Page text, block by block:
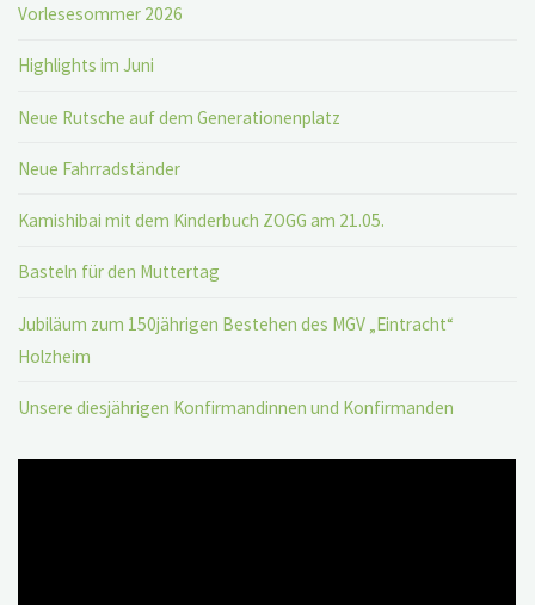
Vorlesesommer 2026
Highlights im Juni
Neue Rutsche auf dem Generationenplatz
Neue Fahrradständer
Kamishibai mit dem Kinderbuch ZOGG am 21.05.
Basteln für den Muttertag
Jubiläum zum 150jährigen Bestehen des MGV „Eintracht“
Holzheim
Unsere diesjährigen Konfirmandinnen und Konfirmanden